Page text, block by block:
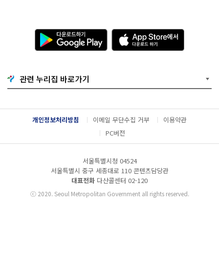
다
운
로
기
G
o
g
l
e
l
A
p
p
e
서
다
운
드
관련 누리집 바로가기
개인정보처리방침 이메일 무단수집 거부
이용약관
PC버전
서울특별시청 04524
서울특별시 중구 세종대로 110 콘텐츠담당관
대표전화 다산콜센터 02-120
ⓒ2020. Seoul Metropolitan Government all rights reserved.